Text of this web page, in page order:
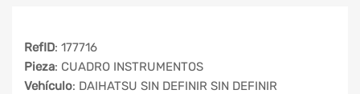
RefID: 177716
Pieza: CUADRO INSTRUMENTOS
Vehículo: DAIHATSU SIN DEFINIR SIN DEFINIR